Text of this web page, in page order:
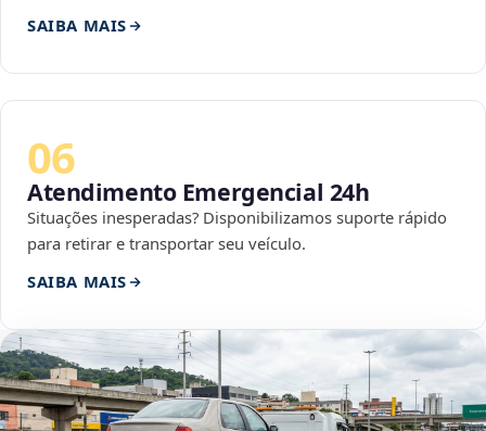
SAIBA MAIS
06
Atendimento Emergencial 24h
Situações inesperadas? Disponibilizamos suporte rápido
para retirar e transportar seu veículo.
SAIBA MAIS